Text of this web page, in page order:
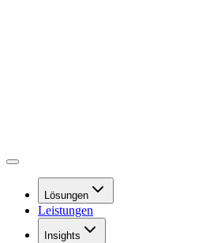
Lösungen
Leistungen
Insights